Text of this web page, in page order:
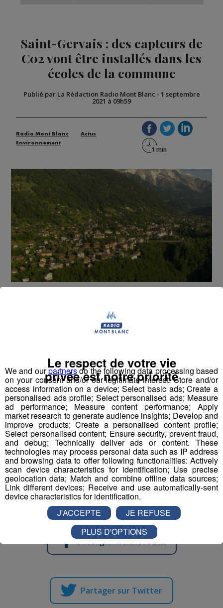
Saint-Gervais : des capteurs de
C02 vont être installés dans les
écoles de la commune
Publié par La Rédaction Radio Mont Blanc - 1 septembre
2021 à 09h59
Radio Mont Blanc
Actus
Environnement
lycées de la région Auvergne-Rhône-Alpes.
de l'Education pour lutter contre la propagation du
covid. Ils vont être installés dans chaque salle de classe
des écoles de Saint-Gervais.
Concrètement, ces capteurs mesurent le taux de
dioxyde de carbone présent dans l'air. Si ce taux est jugé
trop élevé, le capteur envoie un signal lumineux pour
alerter. La ventilation peut alors être enclenchée pour
permettre de limiter les particules infectieuses diffusées
dans l'air et ainsi éviter la propagation du covid.
Ces capteurs seront également présents dans 3000
lycées de la région Auvergne-Rhône- Alpes à la rentrée.
Partager sur Facebook
Partager sur Twitter
We and ourpartnersdo the following data processing based
on your consent and/or our legitimate interest: Store and/or
access information on a device; Select basic ads; Create a
personalised ads profile; Select personalised ads; Measure
ad performance; Measure content performance; Apply
market research to generate audience insights; Develop and
improve products; Create a personalised content profile;
Select personalised content; Ensure security, prevent fraud,
and debug; Technically deliver ads or content. These
technologies may process personal data such as IP address
and browsing data to offer following functionalities: Actively
scan device characteristics for identification; Use precise
geolocation data; Match and combine offline data sources;
Link different devices; Receive and use automatically-sent
device characteristics for identification.
Le respect de votre vie
privée est notre priorité
J'ACCEPTE
JE REFUSE
PLUS D'OPTIONS